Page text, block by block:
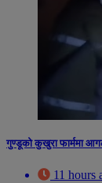
गुण्डूको कुखुरा फार्ममा
11 hours